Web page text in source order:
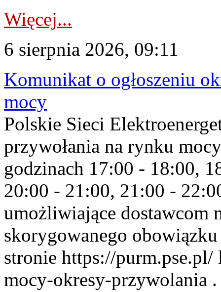
Więcej...
6 sierpnia 2026, 09:11
Komunikat o ogłoszeniu
mocy
Polskie Sieci
przywołania na rynku
godzinach 17:00 - 18:00,
20:00 - 21:00, 21:00 -
umożliwiające dostawcom
skorygowanego
stronie https://
mocy-okresy-przywolania